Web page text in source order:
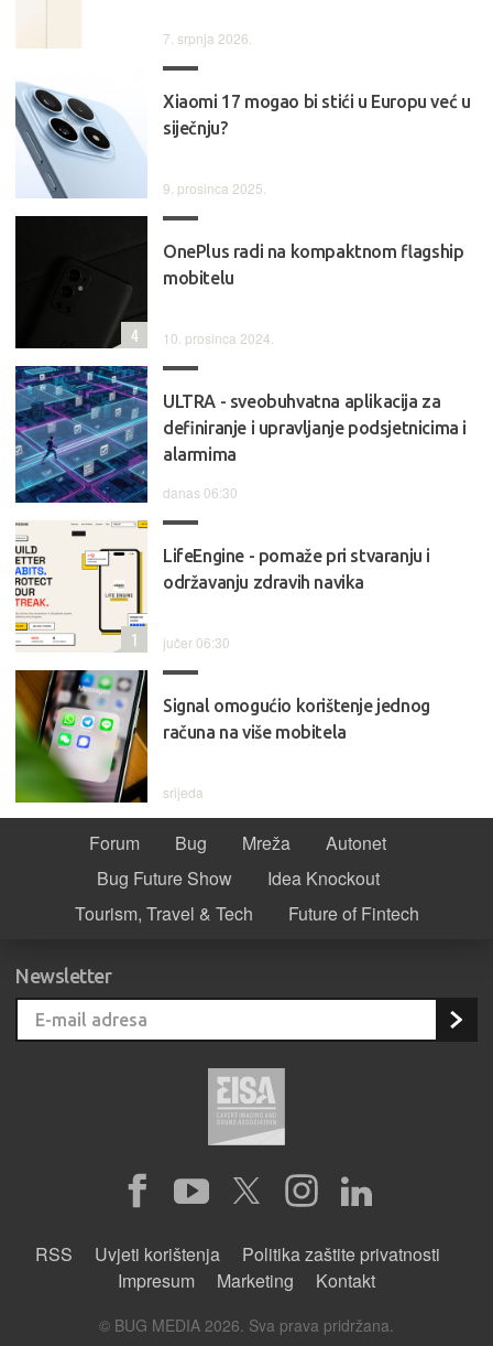
7. srpnja 2026.
Xiaomi 17 mogao bi stići u Europu već u
siječnju?
9. prosinca 2025.
OnePlus radi na kompaktnom flagship
mobitelu
10. prosinca 2024.
4
ULTRA - sveobuhvatna aplikacija za
definiranje i upravljanje podsjetnicima i
alarmima
danas 06:30
LifeEngine - pomaže pri stvaranju i
održavanju zdravih navika
jučer 06:30
1
Signal omogućio korištenje jednog
računa na više mobitela
srijeda
Forum Bug Mreža
Autonet
Bug Future Show
Idea Knockout
Tourism, Travel & Tech
Future of Fintech
Newsletter
RSS Uvjeti korištenja
Politika zaštite privatnosti
Impresum
Marketing Kontakt
© BUG MEDIA 2026. Sva prava pridržana.